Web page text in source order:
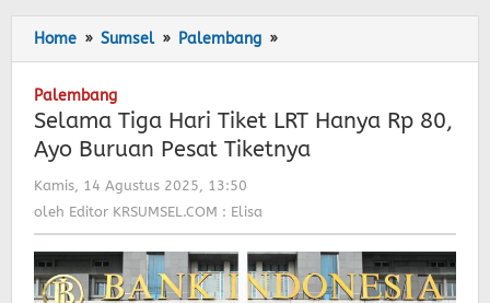
Home » Sumsel » Palembang »
Tiga
LRT
Hanya
Pesat
Tiketnya
Palembang
Selama Tiga Hari Tiket LRT Hanya Rp 80,
Ayo Buruan Pesat Tiketnya
Kamis, 14 Agustus 2025, 13:50
Editor
Elisa
oleh Editor KRSUMSEL.COM : Elisa